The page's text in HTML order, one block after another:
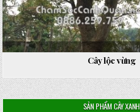
Cây lộc vừng
SẢN PHẨM CÂY XANH